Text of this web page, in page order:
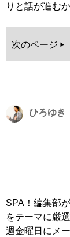
りと話が進むか
次のページ
ひろゆき
れ。東京都・赤
「２ちゃんねる
の元管理人。現
「4chan」の管
SPA！編集部
をテーマに厳
週金曜日にメ